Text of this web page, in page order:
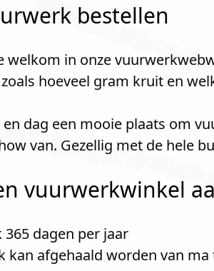
bestellen
welkom in onze
hoeveel gram kruit en
en dag een mooie plaats om
van. Gezellig met de hele
vuurwerkwinkel
dagen per jaar
kan afgehaald worden van ma